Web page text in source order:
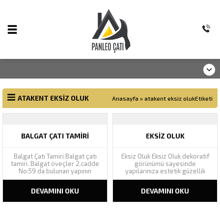
ATAKENT EKSIZ OLUK Anasayfa » atakent eksiz olukEtiketi
BALGAT ÇATI TAMIRI
Balgat Çatı Tamiri Balgat çatı
tamiri. Balgat öveçler 2.cadde
No:59 da bulunan yapının
akıntılarının çatı tamiri tespiti
malzemesi olarak kullanılan
onduline levhaların oluk
DEVAMINI OKU
EKSIZ OLUK
Eksiz Oluk Eksiz Oluk dekoratif
görünümü sayesinde
yapılarınıza estetik güzellik
katarak yapı bütünlüğünü
yelpazesinde Ral renk
kataloğundaki bütün renkleri
DEVAMINI OKU